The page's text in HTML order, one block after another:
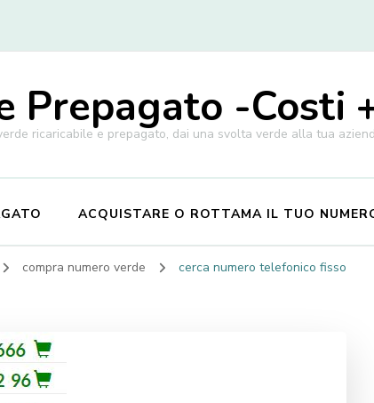
Prepagato -Costi
ricaricabile e prepagato, dai una svolta verde alla tua
ACQUISTARE O ROTTAMA IL TUO
compra numero verde cerca numero telefonico fisso